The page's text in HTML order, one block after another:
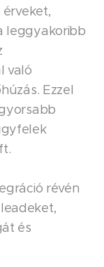
leggyakoribb
való
Ezzel
révén
és